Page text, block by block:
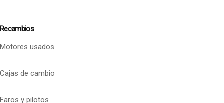
Recambios
Motores usados
Cajas de cambio
Faros y pilotos